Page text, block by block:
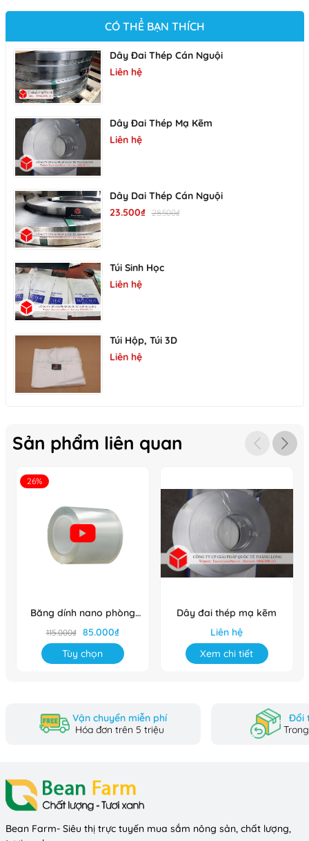
CÓ THỂ BẠN THÍCH
Dây Đai Thép Cán Nguội
Liên hệ
Dây Đai Thép Mạ Kẽm
Liên hệ
Dây Dai Thép Cán Nguội
23.500₫ 28.500₫
Túi Sinh Học
Liên hệ
Túi Hộp, Túi 3D
Liên hệ
Sản phẩm liên quan
26%
Băng dính nano phòng
115.000₫
85.000₫
Tùy chọn
Dây đai thép mạ kẽm
Liên hệ
Xem chi tiết
Vận chuyển miễn phí
Hóa đơn trên 5 triệu
Đổi
Bean Farm- Siêu thị trực tuyến mua sắm nông sản, chất lượng,